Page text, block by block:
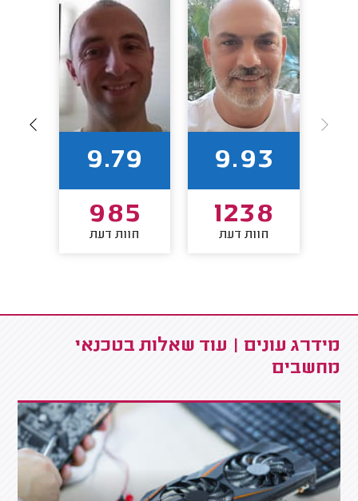
9.93
1238
חוות דעת
9.79
985
חוות דעת
מידרג עונים | עוד שאלות בטכנאי
מחשבים